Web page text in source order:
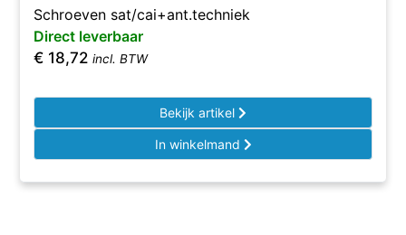
Schroeven sat/cai+ant.techniek
Direct leverbaar
€ 18,72 incl. BTW
Bekijk artikel
In winkelmand